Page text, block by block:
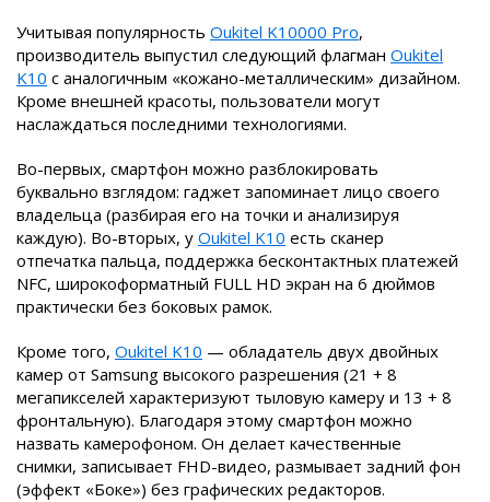
Учитывая популярность Oukitel K10000 Pro,
производитель выпустил следующий флагман Oukitel
K10 с аналогичным «кожано-металлическим» дизайном.
Кроме внешней красоты, пользователи могут
наслаждаться последними технологиями.
Во-первых, смартфон можно разблокировать
буквально взглядом: гаджет запоминает лицо своего
владельца (разбирая его на точки и анализируя
каждую). Во-вторых, у Oukitel K10 есть сканер
отпечатка пальца, поддержка бесконтактных платежей
NFC, широкоформатный FULL HD экран на 6 дюймов
практически без боковых рамок.
Кроме того, Oukitel K10 — обладатель двух двойных
камер от Samsung высокого разрешения (21 + 8
мегапикселей характеризуют тыловую камеру и 13 + 8
фронтальную). Благодаря этому смартфон можно
назвать камерофоном. Он делает качественные
снимки, записывает FHD-видео, размывает задний фон
(эффект «Боке») без графических редакторов.